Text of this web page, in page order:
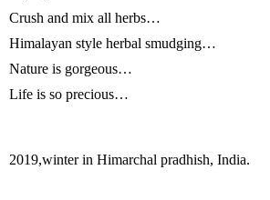
Crush and mix all herbs…
Himalayan style herbal smudging…
Nature is gorgeous…
Life is so precious…
2019,winter in Himarchal pradhish, India.